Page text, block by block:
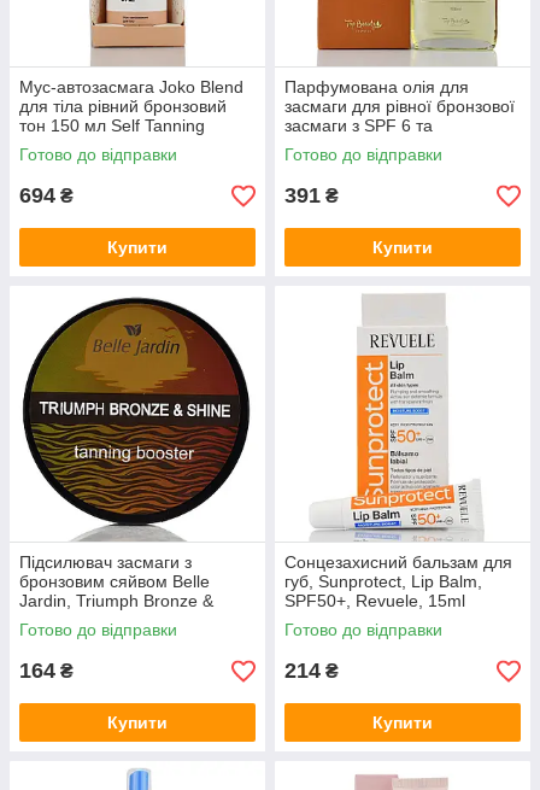
Мус-автозасмага Joko Blend
для тіла рівний бронзовий
тон 150 мл Self Tanning
Mousse 150 мл
Готово до відправки
694 ₴
Купити
Парфумована олія для
засмаги для рівної бронзової
засмаги з SPF 6 та
натуральними оліями Top
Beauty Tanning Oil SPF 6 100
Готово до відправки
391 ₴
Купити
Підсилювач засмаги з
бронзовим сяйвом Belle
Jardin, Triumph Bronze &
Shine, Tanning Booster, 218ml
Готово до відправки
164 ₴
Купити
Сонцезахисний бальзам для
губ, Sunprotect, Lip Balm,
SPF50+, Revuele, 15ml
Готово до відправки
214 ₴
Купити